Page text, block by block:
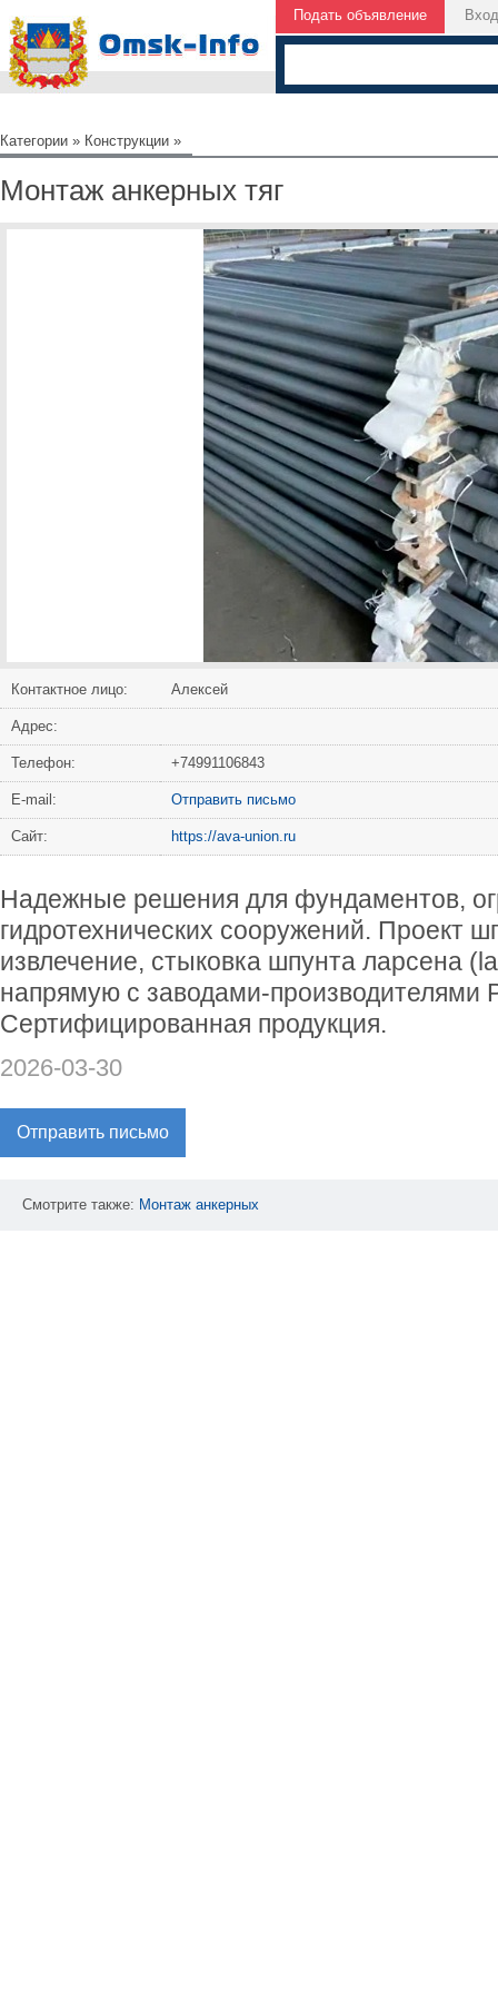
Подать объявление Вход
Категории » Конструкции »
Монтаж анкерных тяг
Контактное лицо: Алексей
Адрес:
Телефон: +74991106843
Е-mail: Отправить письмо
Сайт: https://ava-union.ru
Надежные решения для фундаментов,
гидротехнических сооружений. Проект
извлечение, стыковка шпунта ларсена
напрямую с заводами-производителями
Сертифицированная продукция.
2026-03-30
Отправить письмо
Смотрите также: Монтаж анкерных